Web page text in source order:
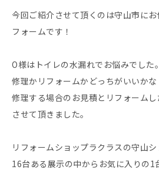
今回ご紹介させて頂くのは守山市に
フォームです！
O様はトイレの水漏れでお悩みでした。
修理かリフォームかどっちがいいか
修理する場合のお見積とリフォーム
させて頂きました。
リフォームショップラクラスの守山
16台ある展示の中からお気に入りの1